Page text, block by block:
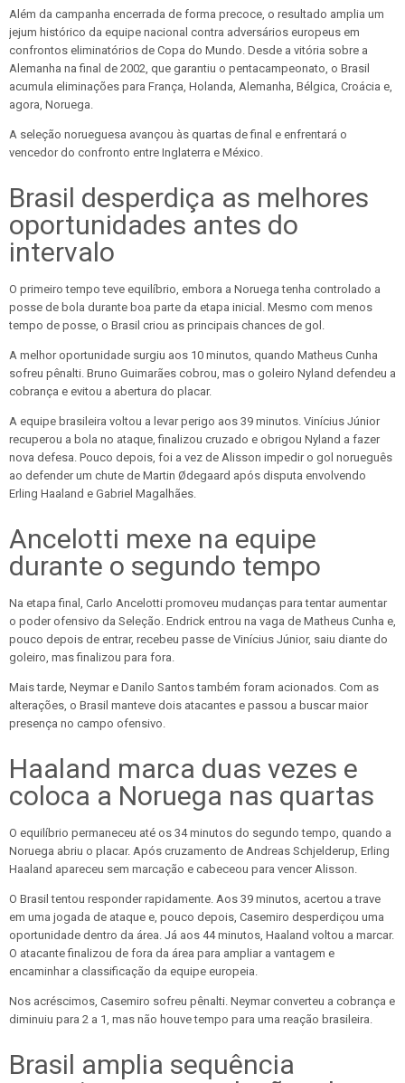
Além da campanha encerrada de forma precoce, o resultado amplia um
jejum histórico da equipe nacional contra adversários europeus em
confrontos eliminatórios de Copa do Mundo. Desde a vitória sobre a
Alemanha na final de 2002, que garantiu o pentacampeonato, o Brasil
acumula eliminações para França, Holanda, Alemanha, Bélgica, Croácia e,
agora, Noruega.
A seleção norueguesa avançou às quartas de final e enfrentará o
vencedor do confronto entre Inglaterra e México.
Brasil desperdiça as melhores
oportunidades antes do
intervalo
O primeiro tempo teve equilíbrio, embora a Noruega tenha controlado a
posse de bola durante boa parte da etapa inicial. Mesmo com menos
tempo de posse, o Brasil criou as principais chances de gol.
A melhor oportunidade surgiu aos 10 minutos, quando Matheus Cunha
sofreu pênalti. Bruno Guimarães cobrou, mas o goleiro Nyland defendeu a
cobrança e evitou a abertura do placar.
A equipe brasileira voltou a levar perigo aos 39 minutos. Vinícius Júnior
recuperou a bola no ataque, finalizou cruzado e obrigou Nyland a fazer
nova defesa. Pouco depois, foi a vez de Alisson impedir o gol norueguês
ao defender um chute de Martin Ødegaard após disputa envolvendo
Erling Haaland e Gabriel Magalhães.
Ancelotti mexe na equipe
durante o segundo tempo
Na etapa final, Carlo Ancelotti promoveu mudanças para tentar aumentar
o poder ofensivo da Seleção. Endrick entrou na vaga de Matheus Cunha e,
pouco depois de entrar, recebeu passe de Vinícius Júnior, saiu diante do
goleiro, mas finalizou para fora.
Mais tarde, Neymar e Danilo Santos também foram acionados. Com as
alterações, o Brasil manteve dois atacantes e passou a buscar maior
presença no campo ofensivo.
Haaland marca duas vezes e
coloca a Noruega nas quartas
O equilíbrio permaneceu até os 34 minutos do segundo tempo, quando a
Noruega abriu o placar. Após cruzamento de Andreas Schjelderup, Erling
Haaland apareceu sem marcação e cabeceou para vencer Alisson.
O Brasil tentou responder rapidamente. Aos 39 minutos, acertou a trave
em uma jogada de ataque e, pouco depois, Casemiro desperdiçou uma
oportunidade dentro da área. Já aos 44 minutos, Haaland voltou a marcar.
O atacante finalizou de fora da área para ampliar a vantagem e
encaminhar a classificação da equipe europeia.
Nos acréscimos, Casemiro sofreu pênalti. Neymar converteu a cobrança e
diminuiu para 2 a 1, mas não houve tempo para uma reação brasileira.
Brasil amplia sequência